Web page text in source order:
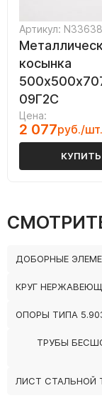
Артикул: N33638
косынка
09Г2С
Цена:
2 077руб./шт.
КУПИТЬ
ДОБОРНЫЕ
КРУГ
ОПОРЫ ТИПА
ТРУБЫ
ЛИСТ СТАЛЬНОЙ